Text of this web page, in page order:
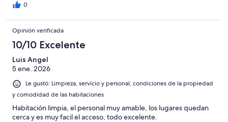
0
Opinión verificada
10/10 Excelente
Luis Angel
5 ene. 2026
Le gustó: Limpieza, servicio y personal, condiciones de la propiedad
y comodidad de las habitaciones
Habitación limpia, el personal muy amable, los lugares quedan
cerca y es muy facil el acceso, todo excelente.